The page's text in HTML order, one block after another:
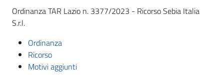
Ordinanza TAR Lazio n. 3377/2023 - Ricorso Sebia Italia
S.r.l.
Ordinanza
Ricorso
Motivi aggiunti